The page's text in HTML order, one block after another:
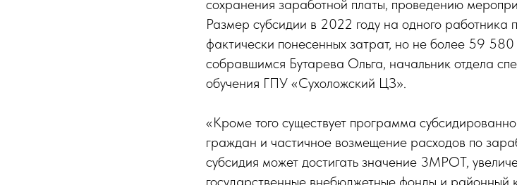
сохранения заработной платы, проведению
Размер субсидии в 2022 году на одного работника
фактически понесенных затрат, но не более 59
собравшимся Бутарева Ольга, начальник отдела
обучения ГПУ «Сухоложский ЦЗ».
«Кроме того существует программа
граждан и частичное возмещение расходов по
субсидия может достигать значение 3МРОТ,
государственные внебюджетные фонды и районный